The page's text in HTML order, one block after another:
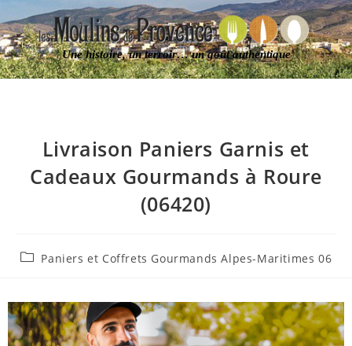
Une histoire, un terroir… un goût authentique
Livraison Paniers Garnis et
Cadeaux Gourmands à Roure
(06420)
Paniers et Coffrets Gourmands Alpes-Maritimes 06